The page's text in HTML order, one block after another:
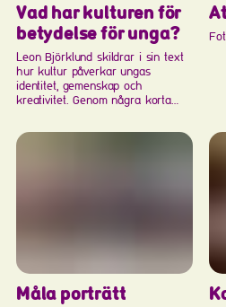
Vad har kulturen för
betydelse för unga?
Leon Björklund skildrar i sin text
hur kultur påverkar ungas
identitet, gemenskap och
kreativitet. Genom några korta
viktig roll kultur kan ha – och hur
världen skulle te sig utan den.
Måla porträtt